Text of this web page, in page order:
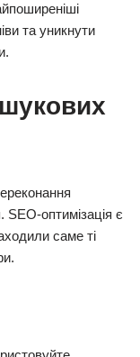
та уникнути
SEO-оптимізація є
саме ті